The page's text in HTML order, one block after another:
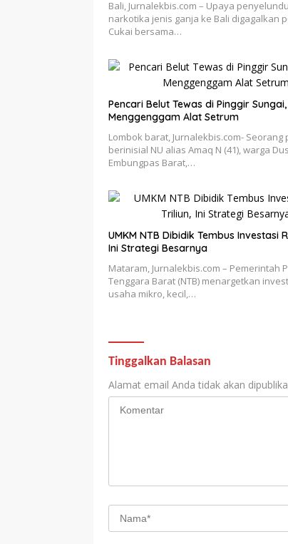
Bali, Jurnalekbis.com – Upaya
narkotika jenis ganja ke Bali digagalkan
Cukai bersama…
Pencari Belut Tewas di Pinggir
Menggenggam Alat Setrum
Lombok barat, Jurnalekbis.com- Seorang
berinisial NU alias Amaq N (41), warga
Embungpas Barat,…
UMKM NTB Dibidik Tembus Investasi
Ini Strategi Besarnya
Mataram, Jurnalekbis.com – Pemerintah
Tenggara Barat (NTB) menargetkan
usaha mikro, kecil,…
Tinggalkan Balasan
Alamat email Anda tidak akan